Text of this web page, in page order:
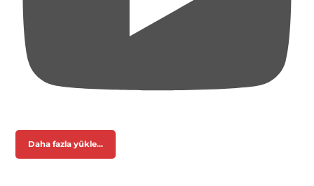
Daha fazla yükle...